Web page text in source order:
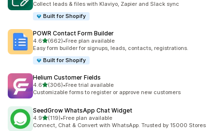
Collect leads & files with Klaviyo, Zapier and Slack sync
Built for Shopify
POWR Contact Form Builder
4.6เต็ม 5 ดาว
(662)
ทั้งหมด 662 รีวิว
•Free plan available
Easy form builder for signups, leads, contacts, registrations.
Built for Shopify
Helium Customer Fields
4.6เต็ม 5 ดาว
(306)
ทั้งหมด 306 รีวิว
•Free trial available
Customizable forms to register or approve new customers
SeedGrow WhatsApp Chat Widget
4.9เต็ม 5 ดาว
(119)
ทั้งหมด 119 รีวิว
•Free plan available
Connect, Chat & Convert with WhatsApp. Trusted by 15000 Stores